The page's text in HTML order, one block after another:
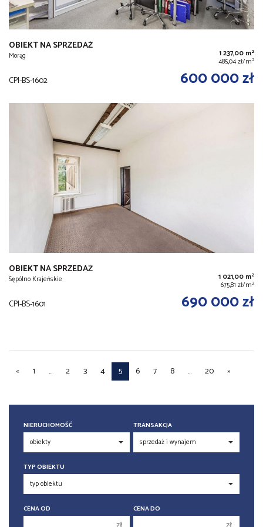
OBIEKT NA SPRZEDAŻ
Morąg 1 237,00 m2
485,04 zł/m2
CPI-BS-1602 600 000 zł
OBIEKT NA SPRZEDAŻ
Sępólno Krajeńskie 1 021,00 m2
675,81 zł/m2
CPI-BS-1601 690 000 zł
« 1 ... 2 3 4 5 6 7 8 ... 20 »
NIERUCHOMOŚĆ TRANSAKCJA
TYP OBIEKTU
CENA OD CENA DO